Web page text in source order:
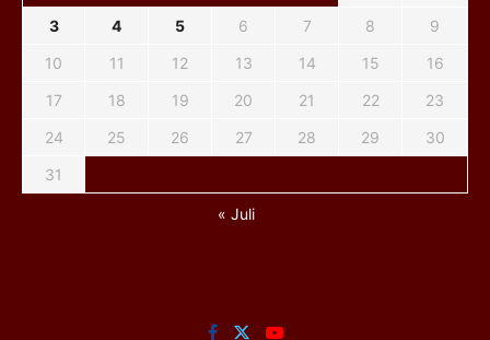
3
4 5 6 7 8
9
10
11 12 13 14 15
16
17
18 19 20 21 22
23
24
25 26 27 28 29
30
31
« Juli